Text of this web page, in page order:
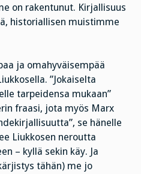
on rakentunut. Kirjallisuus
historiallisen muistimme
ja omahyväisempää
”Jokaiselta
tarpeidensa mukaan”
fraasi, jota myös Marx
se hänelle
Liukkosen neroutta
– kyllä sekin käy. Ja
tähän) me jo